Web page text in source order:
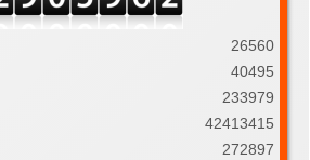
26560
40495
233979
42413415
272897